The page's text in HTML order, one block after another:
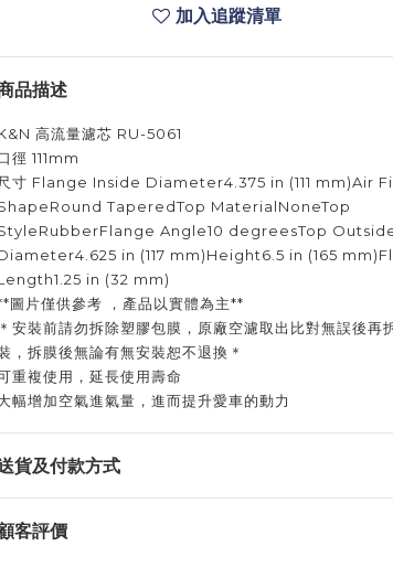
加入追蹤清單
品描述
高流量濾芯 RU-5061
徑 111mm
尺寸 Flange Inside Diameter4.375 in (111 mm)Air
TaperedTop MaterialNoneTop
Angle10 degreesTop
in (117 mm)Height6.5 in (165
in (32 mm)
圖片僅供參考 ，產品以實體為主**
＊安裝前請勿拆除塑膠包膜，原廠空濾取出比對無誤後再
，拆膜後無論有無安裝恕不退換＊
重複使用，延長使用壽命
幅增加空氣進氣量，進而提升愛車的動力
貨及付款方式
客評價